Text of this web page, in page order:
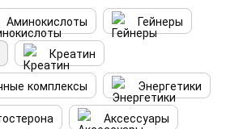
Аминокислоты
Гейнеры
Креатин
комплексы
Энергетики
Аксессуары